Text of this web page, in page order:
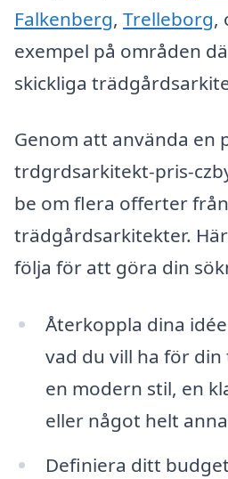
Falkenberg, Trelleborg,
exempel på områden
skickliga
Genom att använda en
trdgrdsarkitekt-pris-
be om flera offerter
trädgårdsarkitekter.
följa för att göra din
Återkoppla dina
vad du vill ha för
en modern stil, en
eller något helt
Definiera ditt